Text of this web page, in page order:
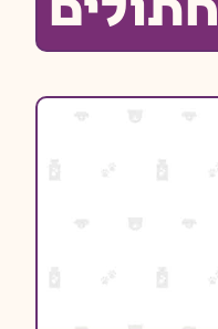
חתולים